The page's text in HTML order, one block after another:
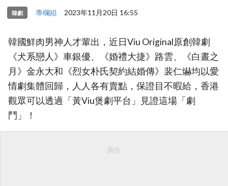
韓劇 專欄組 2023年11月20日 16:55
韓國鮮肉男神人才輩出，近日Viu Original原創韓劇
《犬系戀人》車銀優、《婚禮大捷》路雲、《白晝之
月》金永大和《烈女朴氏契約結婚傳》裴仁爀均以愛
情劇集體回歸，人人各有賣點，保證目不暇給，香港
觀眾可以透過「黃Viu煲劇平台」見證這場「劇
鬥」！
廣告